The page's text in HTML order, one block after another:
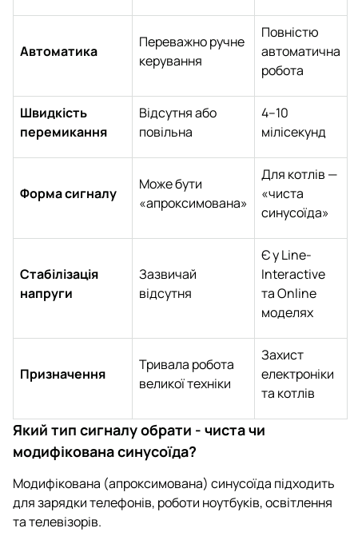
Автоматика
Переважно ручне
керування
Повністю
автоматична
робота
Швидкість
перемикання
Відсутня або
повільна
4–10
мілісекунд
Форма сигналу
Може бути
«апроксимована»
Для котлів —
«чиста
синусоїда»
Стабілізація
напруги
Зазвичай
відсутня
Є у Line-
Interactive
та Online
моделях
Призначення
Тривала робота
великої техніки
Захист
електроніки
та котлів
Який тип сигналу обрати - чиста чи
модифікована синусоїда?
Модифікована (апроксимована) синусоїда підходить
для зарядки телефонів, роботи ноутбуків, освітлення
та телевізорів.